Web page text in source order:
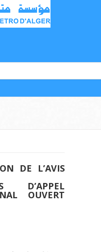
DE L’AVIS
D’APPEL
OUVERT